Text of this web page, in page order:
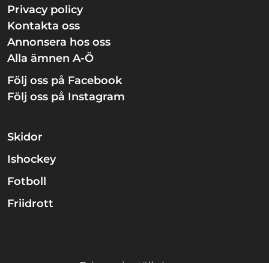
Privacy policy
Kontakta oss
Annonsera hos oss
Alla ämnen A-Ö
Följ oss på Facebook
Följ oss på Instagram
Skidor
Ishockey
Fotboll
Friidrott